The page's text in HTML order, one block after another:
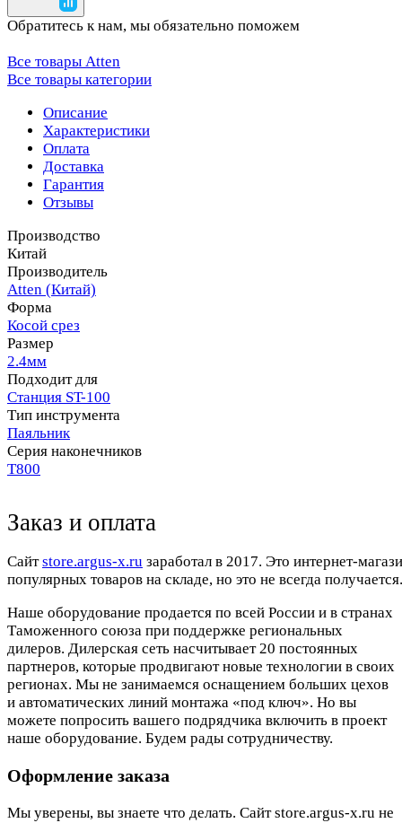
Обратитесь к нам, мы обязательно поможем
Все товары Atten
Все товары категории
Описание
Характеристики
Оплата
Доставка
Гарантия
Отзывы
Производство
Китай
Производитель
Atten (Китай)
Форма
Косой срез
Размер
2.4мм
Подходит для
Станция ST-100
Тип инструмента
Паяльник
Серия наконечников
T800
Заказ и оплата
Cайтstore.argus-x.ru заработал в 2017. Это интернет-
популярных товаров на складе, но это не всегда
Наше оборудование продается по всей России и в странах
Таможенного союза при поддержке региональных
дилеров. Дилерская сеть насчитывает 20 постоянных
партнеров, которые продвигают новые технологии в своих
регионах. Мы не занимаемся оснащением больших цехов
и автоматических линий монтажа «под ключ». Но вы
можете попросить вашего подрядчика включить в проект
наше оборудование. Будем рады сотрудничеству.
Оформление заказа
Мы уверены, вы знаете что делать. Сайт store.argus-x.ru не